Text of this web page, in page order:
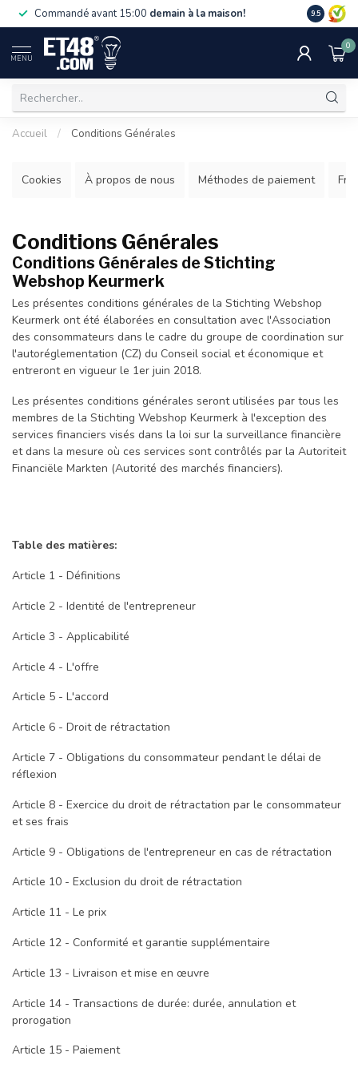
Commandé avant 15:00 demain à la maison! La
de 75 €.
9.5
MENU
0
Accueil / Conditions Générales
Cookies À propos de nous Méthodes de paiement
Conditions Générales
Conditions Générales de Stichting
Webshop Keurmerk
Les présentes conditions générales de la Stichting Webshop
Keurmerk ont ​​été élaborées en consultation avec l'Association
des consommateurs dans le cadre du groupe de coordination sur
l'autoréglementation (CZ) du Conseil social et économique et
entreront en vigueur le 1er juin 2018.
Les présentes conditions générales seront utilisées par tous les
membres de la Stichting Webshop Keurmerk à l'exception des
services financiers visés dans la loi sur la surveillance financière
et dans la mesure où ces services sont contrôlés par la Autoriteit
Financiële Markten (Autorité des marchés financiers).
Table des matières:
Article 1 - Définitions
Article 2 - Identité de l'entrepreneur
Article 3 - Applicabilité
Article 4 - L'offre
Article 5 - L'accord
Article 6 - Droit de rétractation
Article 7 - Obligations du consommateur pendant le délai de
réflexion
Article 8 - Exercice du droit de rétractation par le consommateur
et ses frais
Article 9 - Obligations de l'entrepreneur en cas de rétractation
Article 10 - Exclusion du droit de rétractation
Article 11 - Le prix
Article 12 - Conformité et garantie supplémentaire
Article 13 - Livraison et mise en œuvre
Article 14 - Transactions de durée: durée, annulation et
prorogation
Article 15 - Paiement